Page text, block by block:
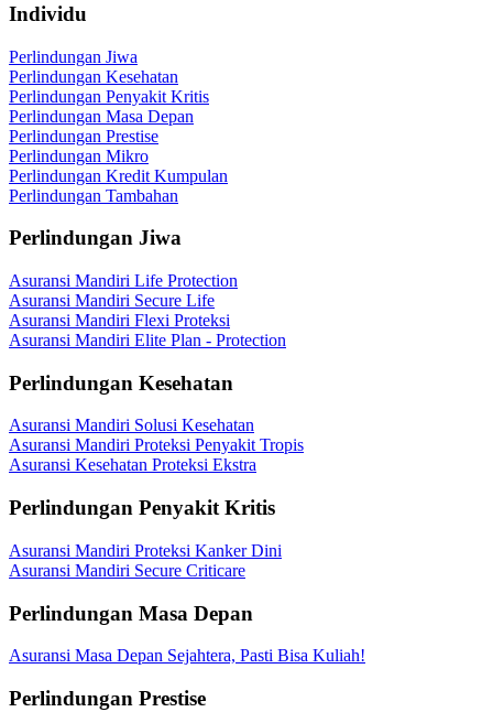
Individu
Perlindungan Jiwa
Perlindungan Kesehatan
Perlindungan Penyakit Kritis
Perlindungan Masa Depan
Perlindungan Prestise
Perlindungan Mikro
Perlindungan Kredit Kumpulan
Perlindungan Tambahan
Perlindungan Jiwa
Asuransi Mandiri Life Protection
Asuransi Mandiri Secure Life
Asuransi Mandiri Flexi Proteksi
Asuransi Mandiri Elite Plan - Protection
Perlindungan Kesehatan
Asuransi Mandiri Solusi Kesehatan
Asuransi Mandiri Proteksi Penyakit Tropis
Asuransi Kesehatan Proteksi Ekstra
Perlindungan Penyakit Kritis
Asuransi Mandiri Proteksi Kanker Dini
Asuransi Mandiri Secure Criticare
Perlindungan Masa Depan
Asuransi Masa Depan Sejahtera, Pasti Bisa Kuliah!
Perlindungan Prestise